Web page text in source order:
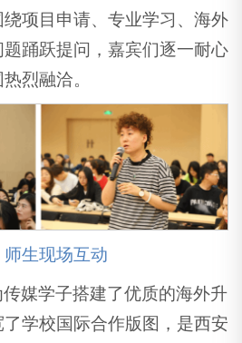
项目申请、专业学习、海外
踊跃提问，嘉宾们逐一耐心
烈融洽。
师生现场互动
媒学子搭建了优质的海外升
学校国际合作版图，是西安